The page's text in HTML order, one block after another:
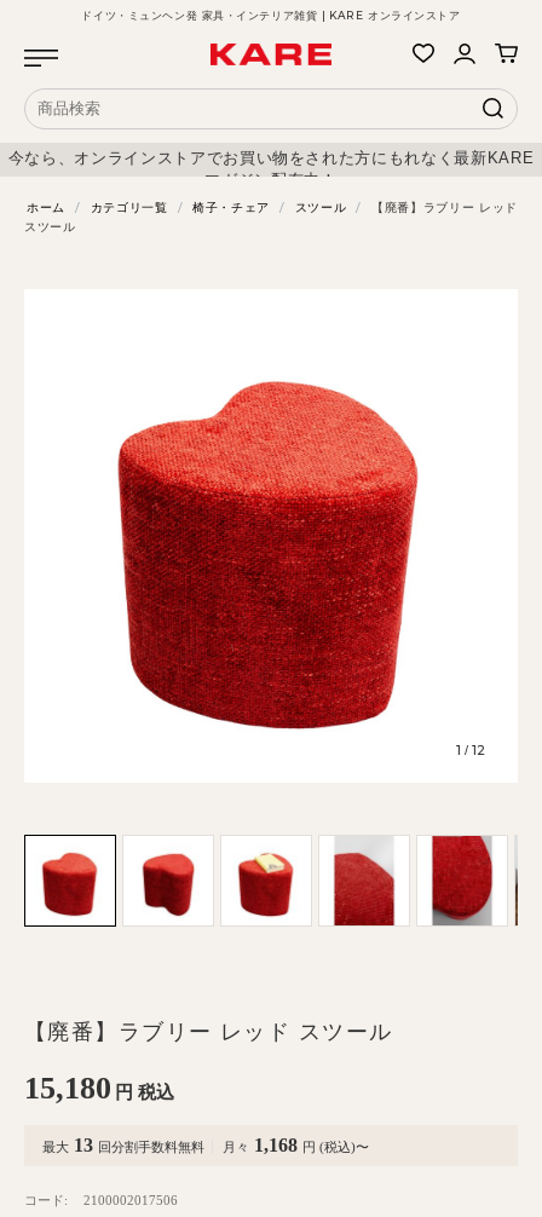
ドイツ・ミュンヘン発 家具・インテリア雑貨 | KARE オンラインストア
今なら、オンラインストアでお買い物をされた方にもれなく最新KARE
マガジン配布中！
ホーム / カテゴリ一覧 / 椅子・チェア / スツール /
【廃番】ラブリー レッド
スツール
1 / 12
【廃番】ラブリー レッド スツール
15,180 円 税込
最大 13 回分割手数料無料 月々 1,168 円 (税込)〜
コード: 2100002017506